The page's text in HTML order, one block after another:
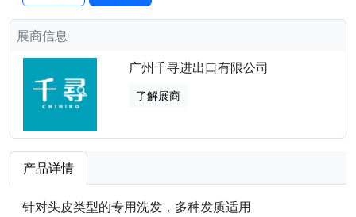
展商信息
广州千寻进出口有限公司
了解展商
产品详情
针对头皮类型的专用洗发，多种发质适用